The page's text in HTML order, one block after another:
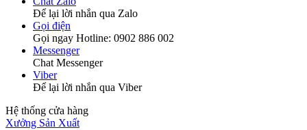
Để lại lời nhắn qua Zalo
Gọi điện
Gọi ngay Hotline: 0902 886 002
Messenger
Chat Messenger
Viber
Để lại lời nhắn qua Viber
Hệ thống cửa hàng
Xưởng Sản Xuất